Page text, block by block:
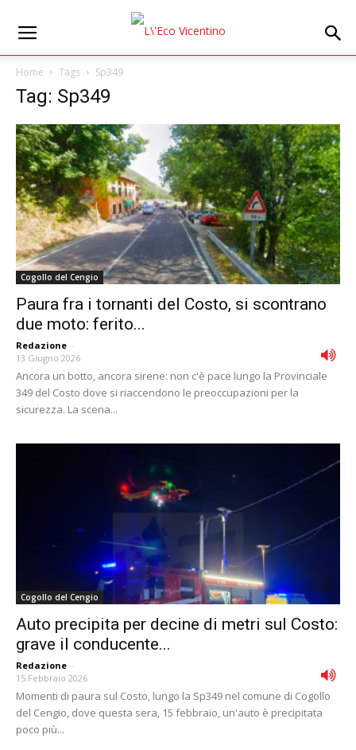
Home Tags Sp349
Tag: Sp349
Cogollo del Cengio
Paura fra i tornanti del Costo, si scontrano
due moto: ferito...
Redazione -
13 Giugno 2026
Ancora un botto, ancora sirene: non c'è pace lungo la Provinciale
349 del Costo dove si riaccendono le preoccupazioni per la
sicurezza. La scena...
Cogollo del Cengio
Auto precipita per decine di metri sul Costo:
grave il conducente...
Redazione -
15 Febbraio 2026
Momenti di paura sul Costo, lungo la Sp349 nel comune di Cogollo
del Cengio, dove questa sera, 15 febbraio, un'auto è precipitata
poco più...